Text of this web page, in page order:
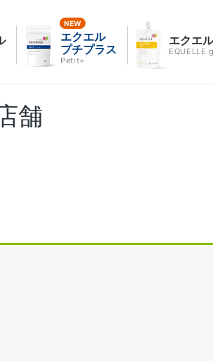
エクエル
プチプラス
Petit+
エクエ
EQUELLE
舗